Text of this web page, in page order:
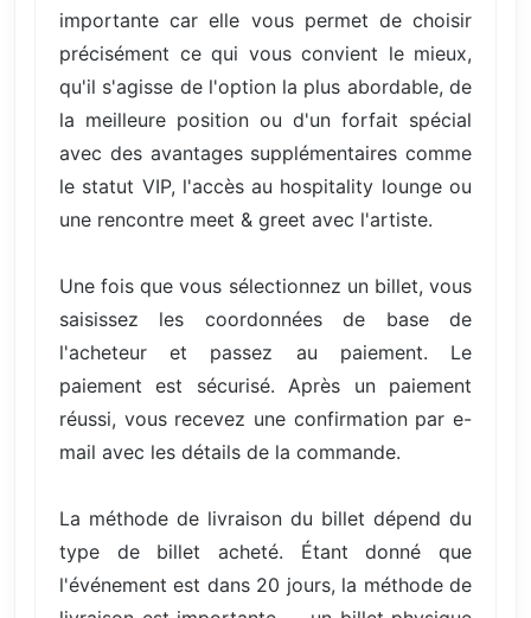
importante car elle vous permet de choisir
précisément ce qui vous convient le mieux,
qu'il s'agisse de l'option la plus abordable, de
la meilleure position ou d'un forfait spécial
avec des avantages supplémentaires comme
le statut VIP, l'accès au hospitality lounge ou
une rencontre meet & greet avec l'artiste.
Une fois que vous sélectionnez un billet, vous
saisissez les coordonnées de base de
l'acheteur et passez au paiement. Le
paiement est sécurisé. Après un paiement
réussi, vous recevez une confirmation par e-
mail avec les détails de la commande.
La méthode de livraison du billet dépend du
type de billet acheté. Étant donné que
l'événement est dans 20 jours, la méthode de